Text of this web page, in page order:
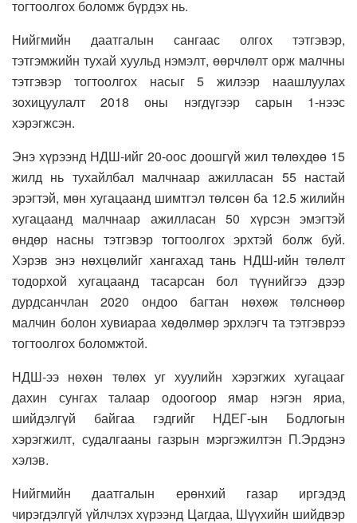
тогтоолгох боломж бүрдэх нь.
Нийгмийн даатгалын сангаас олгох тэтгэвэр,
тэтгэмжийн тухай хуульд нэмэлт, өөрчлөлт орж малчны
тэтгэвэр тогтоолгох насыг 5 жилээр наашлуулах
зохицуулалт 2018 оны нэгдүгээр сарын 1-нээс
хэрэгжсэн.
Энэ хүрээнд НДШ-ийг 20-оос доошгүй жил төлөхдөө 15
жилд нь тухайлбал малчнаар ажилласан 55 настай
эрэгтэй, мөн хугацаанд шимтгэл төлсөн ба 12.5 жилийн
хугацаанд малчнаар ажилласан 50 хүрсэн эмэгтэй
өндөр насны тэтгэвэр тогтоолгох эрхтэй болж буй.
Хэрэв энэ нөхцөлийг хангахад тань НДШ-ийн төлөлт
тодорхой хугацаанд тасарсан бол түүнийгээ дээр
дурдсанчлан 2020 ондоо багтан нөхөж төлснөөр
малчин болон хувиараа хөдөлмөр эрхлэгч та тэтгэврээ
тогтоолгох боломжтой.
НДШ-ээ нөхөн төлөх уг хуулийн хэрэгжих хугацааг
дахин сунгах талаар одоогоор ямар нэгэн яриа,
шийдэлгүй байгаа гэдгийг НДЕГ-ын Бодлогын
хэрэгжилт, судалгааны газрын мэргэжилтэн П.Эрдэнэ
хэлэв.
Нийгмийн даатгалын ерөнхий газар иргэдэд
чирэгдэлгүй үйлчлэх хүрээнд Цагдаа, Шүүхийн шийдвэр